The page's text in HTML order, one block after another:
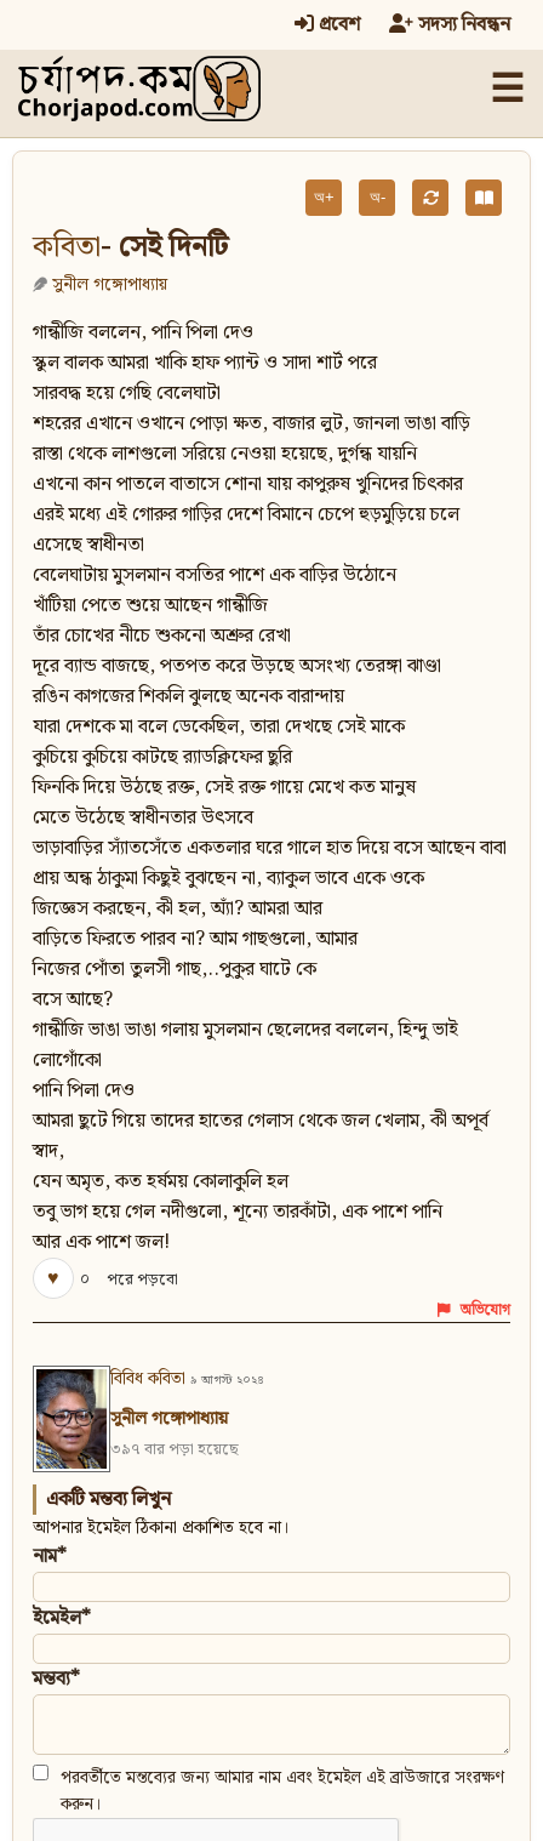
প্রবেশ সদস্য নিবন্ধন
☰
অ+ অ-
কবিতা- সেই দিনটি
সুনীল গঙ্গোপাধ্যায়
গান্ধীজি বললেন, পানি পিলা দেও
স্কুল বালক আমরা খাকি হাফ প্যান্ট ও সাদা শার্ট পরে
সারবদ্ধ হয়ে গেছি বেলেঘাটা
শহরের এখানে ওখানে পোড়া ক্ষত, বাজার লুট, জানলা ভাঙা বাড়ি
রাস্তা থেকে লাশগুলো সরিয়ে নেওয়া হয়েছে, দুর্গন্ধ যায়নি
এখনো কান পাতলে বাতাসে শোনা যায় কাপুরুষ খুনিদের চিৎকার
এরই মধ্যে এই গোরুর গাড়ির দেশে বিমানে চেপে হুড়মুড়িয়ে চলে
এসেছে স্বাধীনতা
বেলেঘাটায় মুসলমান বসতির পাশে এক বাড়ির উঠোনে
খাঁটিয়া পেতে শুয়ে আছেন গান্ধীজি
তাঁর চোখের নীচে শুকনো অশ্রুর রেখা
দূরে ব্যান্ড বাজছে, পতপত করে উড়ছে অসংখ্য তেরঙ্গা ঝাণ্ডা
রঙিন কাগজের শিকলি ঝুলছে অনেক বারান্দায়
যারা দেশকে মা বলে ডেকেছিল, তারা দেখছে সেই মাকে
কুচিয়ে কুচিয়ে কাটছে র‍্যাডক্লিফের ছুরি
ফিনকি দিয়ে উঠছে রক্ত, সেই রক্ত গায়ে মেখে কত মানুষ
মেতে উঠেছে স্বাধীনতার উৎসবে
ভাড়াবাড়ির স্যাঁতসেঁতে একতলার ঘরে গালে হাত দিয়ে বসে আছেন বাবা
প্রায় অন্ধ ঠাকুমা কিছুই বুঝছেন না, ব্যাকুল ভাবে একে ওকে
জিজ্ঞেস করছেন, কী হল, অ্যাঁ? আমরা আর
বাড়িতে ফিরতে পারব না? আম গাছগুলো, আমার
নিজের পোঁতা তুলসী গাছ,..পুকুর ঘাটে কে
বসে আছে?
গান্ধীজি ভাঙা ভাঙা গলায় মুসলমান ছেলেদের বললেন, হিন্দু ভাই
লোগোঁকো
পানি পিলা দেও
আমরা ছুটে গিয়ে তাদের হাতের গেলাস থেকে জল খেলাম, কী অপূর্ব
স্বাদ,
যেন অমৃত, কত হর্ষময় কোলাকুলি হল
তবু ভাগ হয়ে গেল নদীগুলো, শূন্যে তারকাঁটা, এক পাশে পানি
আর এক পাশে জল!
♥
০ পরে পড়বো
অভিযোগ
বিবিধ কবিতা ৯ আগস্ট ২০২৪
সুনীল গঙ্গোপাধ্যায়
৩৯৭ বার পড়া হয়েছে
একটি মন্তব্য লিখুন
আপনার ইমেইল ঠিকানা প্রকাশিত হবে না।
নাম*
ইমেইল*
মন্তব্য*
পরবর্তীতে মন্তব্যের জন্য আমার নাম এবং ইমেইল এই ব্রাউজারে সংরক্ষণ
করুন।